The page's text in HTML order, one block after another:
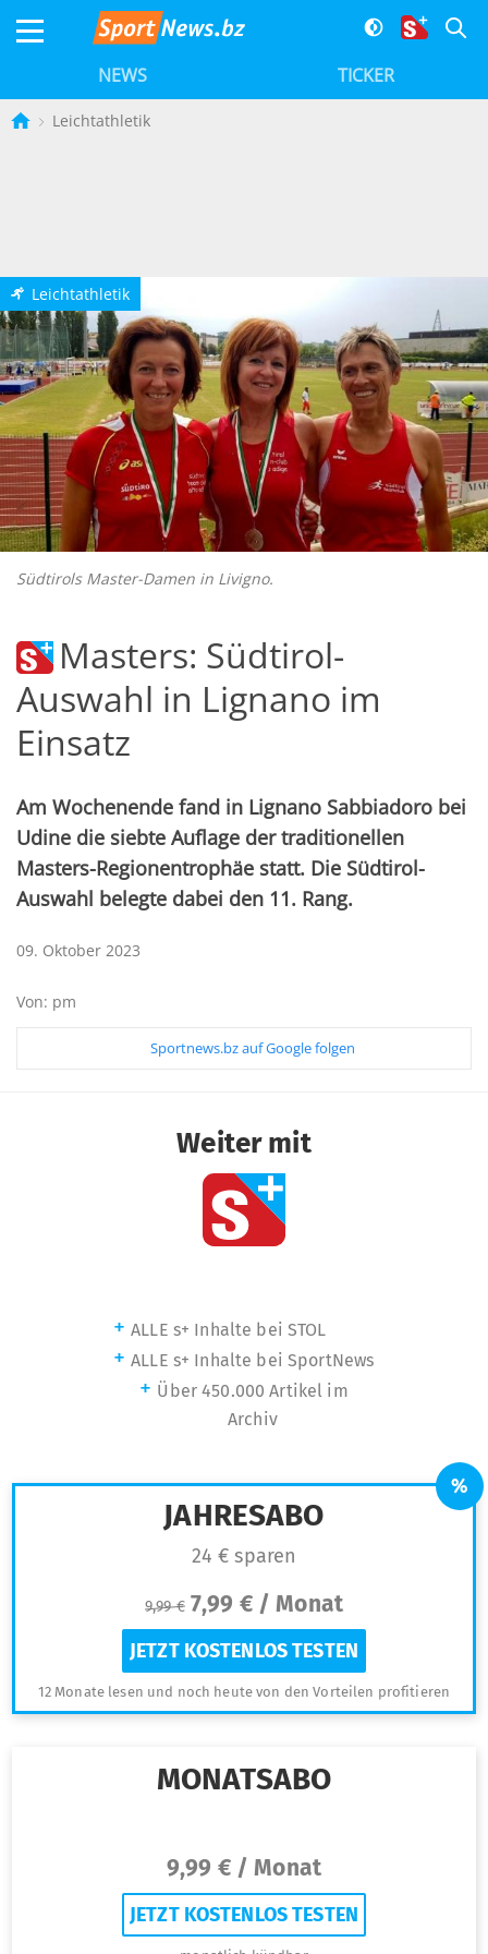
NEWS TICKER
Leichtathletik
p Leichtathletik
Südtirols Master-Damen in Livigno.
Masters: Südtirol-
Auswahl in Lignano im
Einsatz
Am Wochenende fand in Lignano Sabbiadoro bei
Udine die siebte Auflage der traditionellen
Masters-Regionentrophäe statt. Die Südtirol-
Auswahl belegte dabei den 11. Rang.
09. Oktober 2023
Von: pm
Sportnews.bz auf Google folgen